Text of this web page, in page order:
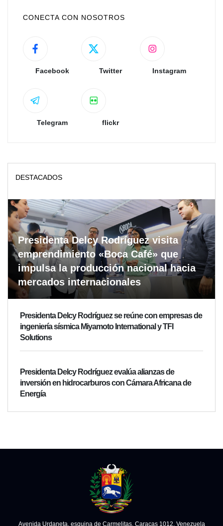
CONECTA CON NOSOTROS
Facebook Twitter Instagram
Telegram flickr
DESTACADOS
Presidenta Delcy Rodríguez visita
emprendimiento «Boca Café» que
impulsa la producción nacional hacia
mercados internacionales
Presidenta Delcy Rodríguez se reúne con empresas de
ingeniería sísmica Miyamoto International y TFI
Solutions
Presidenta Delcy Rodríguez evalúa alianzas de
inversión en hidrocarburos con Cámara Africana de
Energía
Avenida Urdaneta, esquina de Carmelitas. Caracas 1012, Venezuela